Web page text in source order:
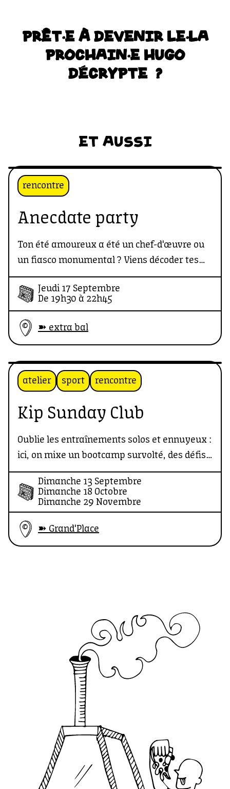
PRÊT·E À DEVENIR LE·LA
PROCHAIN·E HUGO
DÉCRYPTE ?
ET AUSSI
rencontre
Anecdate party
Ton été amoureux a été un chef-d'œuvre ou
un fiasco monumental ? Viens décoder tes
galères de dating avec un regard de socio,
une bonne dose d'humour et les meilleures
storytimes du public.
Jeudi 17 Septembre
De 19h30 à 22h45
➽ extra bal
atelier sport rencontre
Kip Sunday Club
Oublie les entraînements solos et ennuyeux :
ici, on mixe un bootcamp survolté, des défis
en équipe ultra-funs et un DJ set en live pour
te donner une énergie de dingue. Le plan
idéal pour transpirer ensemble et prolonger
partenaires.
Dimanche 13 Septembre
Dimanche 18 Octobre
Dimanche 29 Novembre
➽ Grand'Place